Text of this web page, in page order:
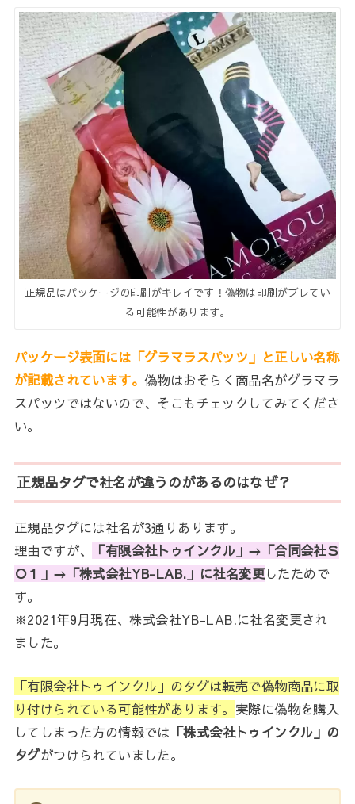
正規品はパッケージの印刷がキレイです！偽物は印刷がブレてい
る可能性があります。
パッケージ表面には「グラマラスパッツ」と正しい名称
が記載されています。偽物はおそらく商品名がグラマラ
スパッツではないので、そこもチェックしてみてくださ
い。
正規品タグで社名が違うのがあるのはなぜ？
正規品タグには社名が3通りあります。
理由ですが、
「有限会社トゥインクル」→「合同会社Ｓ
Ｏ１」→「株式会社YB-LAB.」に社名変更したためで
す。
※2021年9月現在、株式会社YB-LAB.に社名変更され
ました。
「有限会社トゥインクル」のタグは転売で偽物商品に取
り付けられている可能性があります。 実際に偽物を購入
してしまった方の情報では 「株式会社トゥインクル」の
タグがつけられていました。